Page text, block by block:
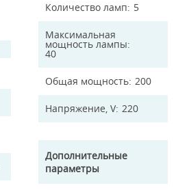
Количество ламп 5
Максимальная
мощность лампы
40
Общая мощность 200
Напряжение, V 220
Дополнительные
параметры